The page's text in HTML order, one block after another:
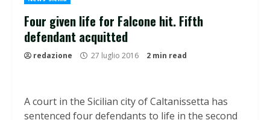
Four given life for Falcone hit. Fifth
defendant acquitted
redazione 27 luglio 2016 2 min read
A court in the Sicilian city of Caltanissetta has
sentenced four defendants to life in the second